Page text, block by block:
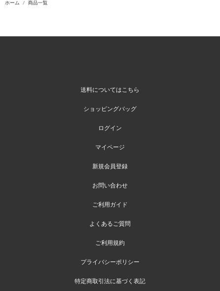
ホーム 商品一覧
送料についてはこちら
ショッピングバッグ
ログイン
マイページ
新規会員登録
お問い合わせ
ご利用ガイド
よくあるご質問
ご利用規約
プライバシーポリシー
特定商取引法に基づく表記